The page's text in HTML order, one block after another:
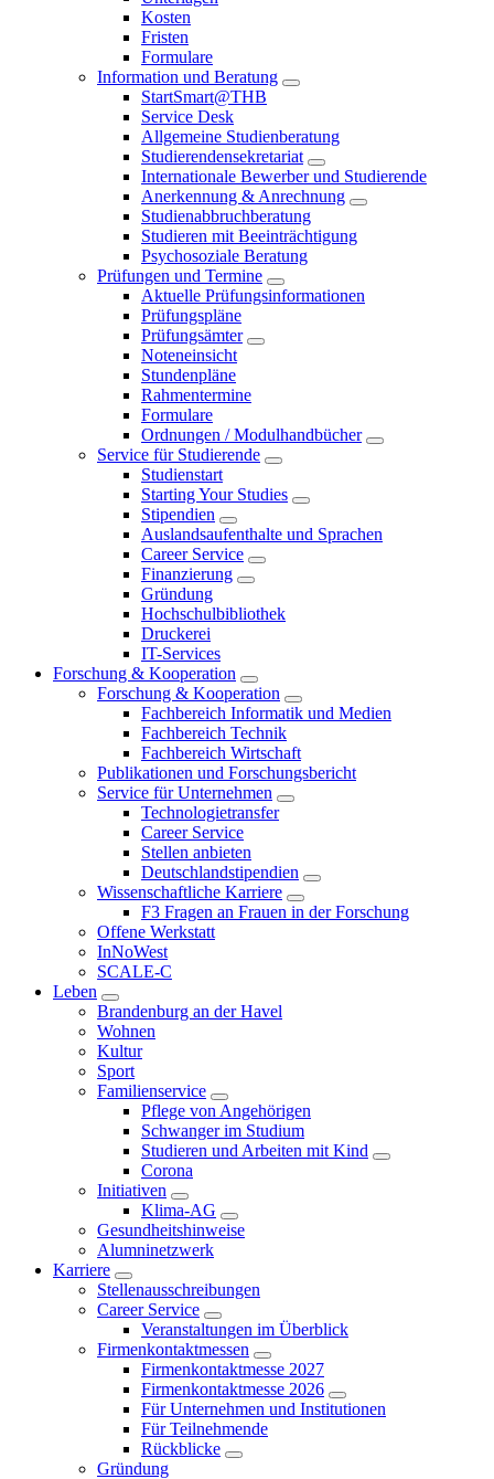
Kosten
Fristen
Formulare
Information und Beratung
StartSmart@THB
Service Desk
Allgemeine Studienberatung
Studierendensekretariat
Internationale Bewerber und Studierende
Anerkennung & Anrechnung
Studienabbruchberatung
Studieren mit Beeinträchtigung
Psychosoziale Beratung
Prüfungen und Termine
Aktuelle Prüfungsinformationen
Prüfungspläne
Prüfungsämter
Noteneinsicht
Stundenpläne
Rahmentermine
Formulare
Ordnungen / Modulhandbücher
Service für Studierende
Studienstart
Starting Your Studies
Stipendien
Auslandsaufenthalte und Sprachen
Career Service
Finanzierung
Gründung
Hochschulbibliothek
Druckerei
IT-Services
Forschung & Kooperation
Forschung & Kooperation
Fachbereich Informatik und Medien
Fachbereich Technik
Fachbereich Wirtschaft
Publikationen und Forschungsbericht
Service für Unternehmen
Technologietransfer
Career Service
Stellen anbieten
Deutschlandstipendien
Wissenschaftliche Karriere
F3 Fragen an Frauen in der Forschung
Offene Werkstatt
InNoWest
SCALE-C
Leben
Brandenburg an der Havel
Wohnen
Kultur
Sport
Familienservice
Pflege von Angehörigen
Schwanger im Studium
Studieren und Arbeiten mit Kind
Corona
Initiativen
Klima-AG
Gesundheitshinweise
Alumninetzwerk
Karriere
Stellenausschreibungen
Career Service
Veranstaltungen im Überblick
Firmenkontaktmessen
Firmenkontaktmesse 2027
Firmenkontaktmesse 2026
Für Unternehmen und Institutionen
Für Teilnehmende
Rückblicke
Gründung